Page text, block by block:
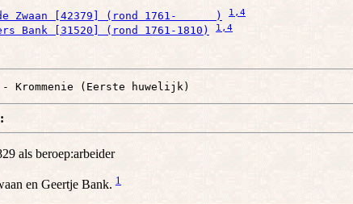
Zwaan [42379] (rond 1761-      ) 1 ,4
Bank [31520] (rond 1761-1810) 1 ,4
als beroep:arbeider
en Geertje Bank. 1